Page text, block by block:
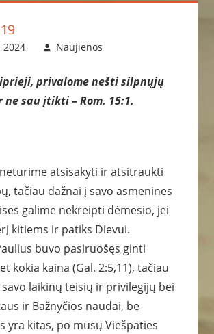
2024 Naujienos
privalome nešti silpnųjų
sau įtikti – Rom. 15:1.
atsisakyti ir atsitraukti
tačiau dažnai į savo asmenines
galime nekreipti dėmesio, jei
kitiems ir patiks Dievui.
buvo pasiruošęs ginti
kokia kaina (Gal. 2:5,11), tačiau
laikinų teisių ir privilegijų bei
ir Bažnyčios naudai, be
yra kitas, po mūsų Viešpaties